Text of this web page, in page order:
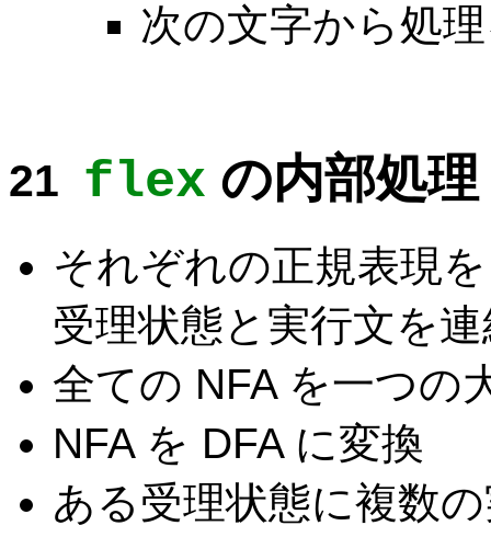
次の文字から処
flex の内部処理
それぞれの正規表現
受理状態と実行文を
全ての NFA を一つの
NFA を DFA に変換
ある受理状態に複数